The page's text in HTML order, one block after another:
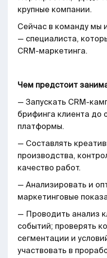
крупные компании.
Сейчас в команду мы
— специалиста,
CRM-маркетинга.
Чем предстоит
— Запускать CRM-
брифинга клиента до
платформы.
— Составлять
производства,
качество работ.
— Анализировать и
маркетинговые
— Проводить анализ
событий; проверять
сегментации и
участвовать в